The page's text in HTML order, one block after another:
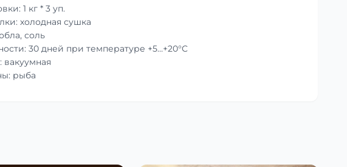
1 кг * 3 уп.
холодная сушка
соль
30 дней при температуре +5…+20°C
вакуумная
рыба